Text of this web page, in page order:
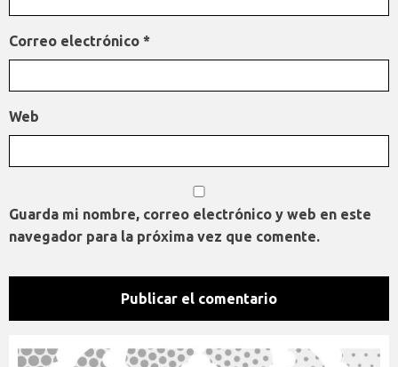
Correo electrónico *
Web
Guarda mi nombre, correo electrónico y web en este
navegador para la próxima vez que comente.